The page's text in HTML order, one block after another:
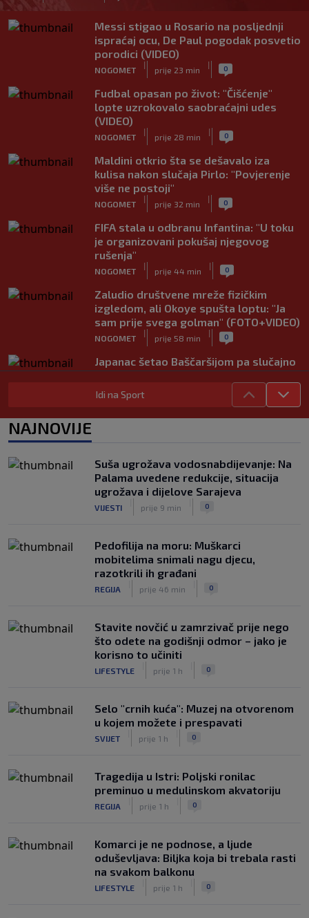
Messi stigao u Rosario na posljednji
ispraćaj ocu, De Paul pogodak posvetio
porodici (VIDEO)
NOGOMET
|
prije 23 min
| 0
Fudbal opasan po život: "Čišćenje"
lopte uzrokovalo saobraćajni udes
(VIDEO)
NOGOMET
|
prije 28 min
| 0
Maldini otkrio šta se dešavalo iza
kulisa nakon slučaja Pirlo: "Povjerenje
više ne postoji"
NOGOMET
|
prije 32 min
| 0
FIFA stala u odbranu Infantina: "U toku
je organizovani pokušaj njegovog
rušenja"
NOGOMET
|
prije 44 min
| 0
Zaludio društvene mreže fizičkim
izgledom, ali Okoye spušta loptu: "Ja
sam prije svega golman" (FOTO+VIDEO)
NOGOMET
|
prije 58 min
| 0
Japanac šetao Baščaršijom pa slučajno
sreo legendu Galatasaraya: Nije znao
ko je čovjek ispred njega
|
NOGOMET
| | 0
"Peković je imao 140 kila, nisam mogao
to da ga pitam": Luda priča NBA
Idi na Sport
NAJNOVIJE
Suša ugrožava vodosnabdijevanje: Na
Palama uvedene redukcije, situacija
ugrožava i dijelove Sarajeva
VIJESTI prije 9 min 0
Pedofilija na moru: Muškarci
mobitelima snimali nagu djecu,
razotkrili ih građani
REGIJA prije 46 min 0
Stavite novčić u zamrzivač prije nego
što odete na godišnji odmor – jako je
korisno to učiniti
LIFESTYLE prije 1 h 0
Selo "crnih kuća": Muzej na otvorenom
u kojem možete i prespavati
SVIJET prije 1 h 0
Tragedija u Istri: Poljski ronilac
preminuo u medulinskom akvatoriju
REGIJA prije 1 h 0
Komarci je ne podnose, a ljude
oduševljava: Biljka koja bi trebala rasti
na svakom balkonu
LIFESTYLE prije 1 h 0